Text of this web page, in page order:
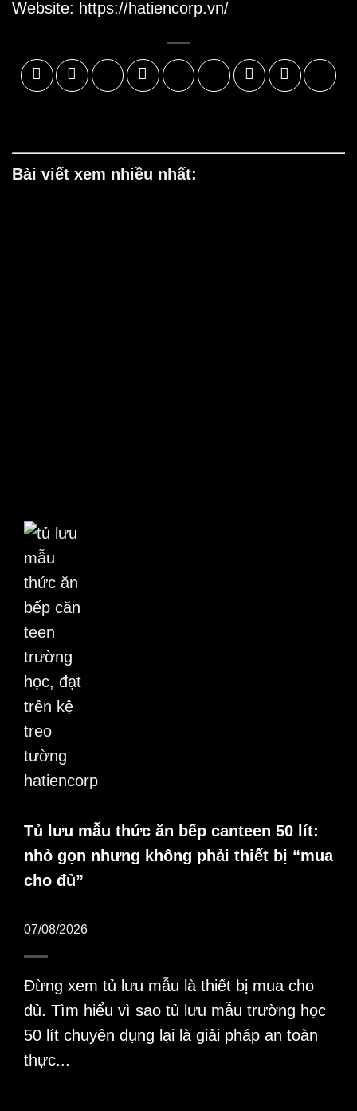
Website: https://hatiencorp.vn/
Bài viết xem nhiều nhất:
Tủ lưu mẫu thức ăn bếp canteen 50 lít:
nhỏ gọn nhưng không phải thiết bị “mua
cho đủ”
07/08/2026
Đừng xem tủ lưu mẫu là thiết bị mua cho
đủ. Tìm hiểu vì sao tủ lưu mẫu trường học
50 lít chuyên dụng lại là giải pháp an toàn
thực...